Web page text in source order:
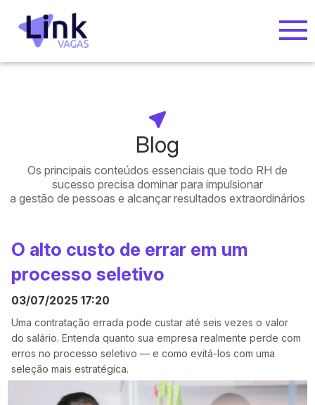
Blog
Os principais conteúdos essenciais que todo RH de
sucesso precisa dominar para impulsionar
a gestão de pessoas e alcançar resultados extraordinários
O alto custo de errar em um
processo seletivo
03/07/2025 17:20
Uma contratação errada pode custar até seis vezes o valor
do salário. Entenda quanto sua empresa realmente perde com
erros no processo seletivo — e como evitá-los com uma
seleção mais estratégica.